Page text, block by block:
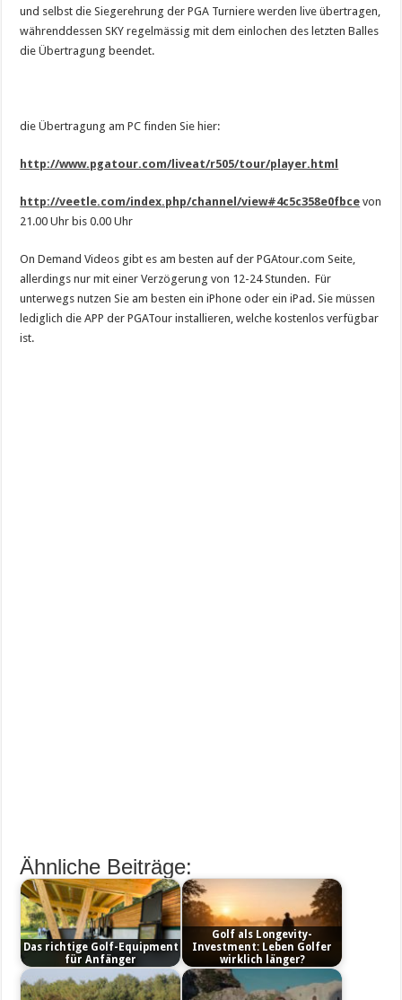
und selbst die Siegerehrung der PGA Turniere werden live übertragen,
währenddessen SKY regelmässig mit dem einlochen des letzten Balles
die Übertragung beendet.
die Übertragung am PC finden Sie hier:
http://www.pgatour.com/liveat/r505/tour/player.html
http://veetle.com/index.php/channel/view#4c5c358e0fbce von
21.00 Uhr bis 0.00 Uhr
On Demand Videos gibt es am besten auf der PGAtour.com Seite,
allerdings nur mit einer Verzögerung von 12-24 Stunden. Für
unterwegs nutzen Sie am besten ein iPhone oder ein iPad. Sie müssen
lediglich die APP der PGATour installieren, welche kostenlos verfügbar
ist.
Ähnliche Beiträge:
Das richtige Golf-Equipment
für Anfänger
Golf als Longevity-
Investment: Leben Golfer
wirklich länger?